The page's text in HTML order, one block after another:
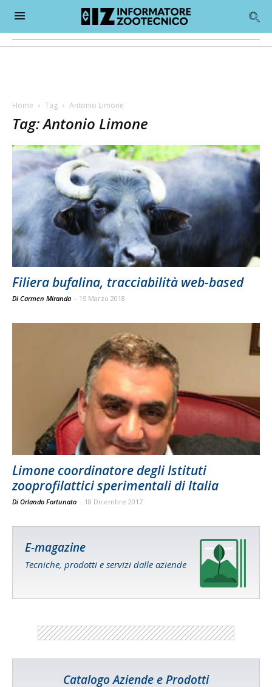
Home Tag Antonio Limone
Tag: Antonio Limone
Filiera bufalina, tracciabilità web-based
Di Carmen Miranda - 15 Marzo 2018
Limone coordinatore degli Istituti
zooprofilattici sperimentali di Italia
Di Orlando Fortunato - 18 Dicembre 2017
E-magazine
Tecniche, prodotti e servizi dalle aziende
Catalogo Aziende e Prodotti